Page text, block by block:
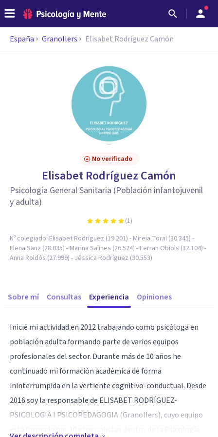
España Granollers Elisabet Rodríguez Camón
No verificado
Elisabet Rodríguez Camón
Psicología General Sanitaria (Población infantojuvenil
y adulta)
(1)
Nº colegiado: Elisabet Rodríguez (19.201) - Mireia Toral (30.345) -
Elena Sanz (28.035) - Marina Salines (26.524) - Ferran Obiols (32.104) -
Anna Roldós (27.999) - Jéssica Rodríguez (30.553)
Sobre mí Consultas Experiencia Opiniones
Inicié mi actividad en 2012 trabajando como psicóloga en
población adulta formando parte de varios equipos
profesionales del sector. Durante más de 10 años he
continuado mi formación académica de forma
ininterrumpida en la vertiente cognitivo-conductual. Desde
2016 soy la responsable de ELISABET RODRÍGUEZ-
PSICOLOGIA I PSICOPEDAGOGIA (Granollers), cuyo equipo